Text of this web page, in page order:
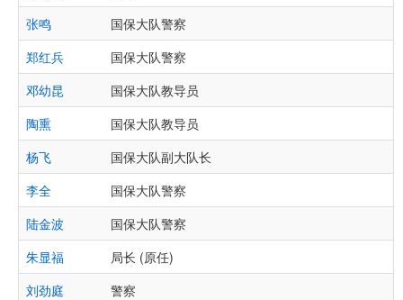
张鸣
国保大队警察
郑红兵
国保大队警察
邓幼昆
国保大队教导员
陶熏
国保大队教导员
杨飞
国保大队副大队长
李全
国保大队警察
陆金波
国保大队警察
朱显福
局长 (原任)
刘劲庭
警察